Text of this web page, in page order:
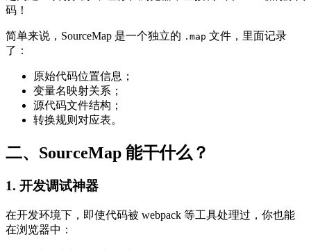
码！
简单来说，SourceMap 是一个独立的 .map 文件，里面记录
了：
原始代码位置信息；
变量名映射关系；
源代码文件结构；
转换规则对应表。
二、SourceMap 能干什么？
1. 开发调试神器
在开发环境下，即使代码被 webpack 等工具处理过，你也能
在浏览器中：